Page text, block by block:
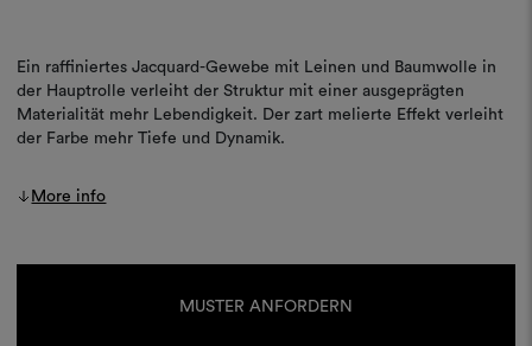
Ein raffiniertes Jacquard-Gewebe mit Leinen und Baumwolle in
der Hauptrolle verleiht der Struktur mit einer ausgeprägten
Materialität mehr Lebendigkeit. Der zart melierte Effekt verleiht
der Farbe mehr Tiefe und Dynamik.
More info
MUSTER ANFORDERN